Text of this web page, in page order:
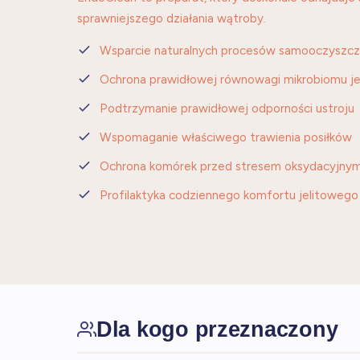
sprawniejszego działania wątroby.
Wsparcie naturalnych procesów
Ochrona prawidłowej równowagi mikrobiomu
Podtrzymanie prawidłowej odporności ustroju
Wspomaganie właściwego trawienia posiłków
Ochrona komórek przed stresem
Profilaktyka codziennego komfortu jelitowego
Dla kogo przeznaczony